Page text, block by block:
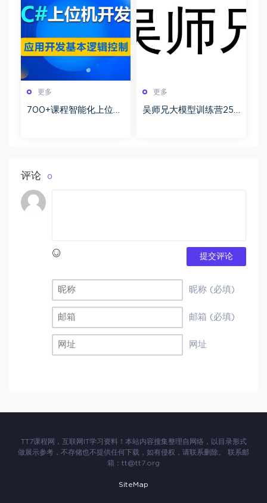
更多
700+课程智能化上位机
更多
吴师兄大模型训练营25
评论 0
提交评论
昵称 (必填)
邮箱 (必填)
网址
TT7课程网，互联网IT学习资料！本站内容搜集整理自网络，以目录形式
做展示参考，不存储也不提供任何下载，如有侵权，请联系删除。 联系邮
箱： tt@tt7.org
SiteMap